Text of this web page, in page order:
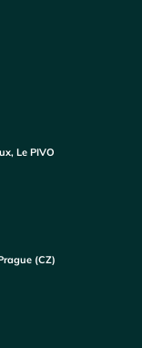
Le PIVO
(CZ)